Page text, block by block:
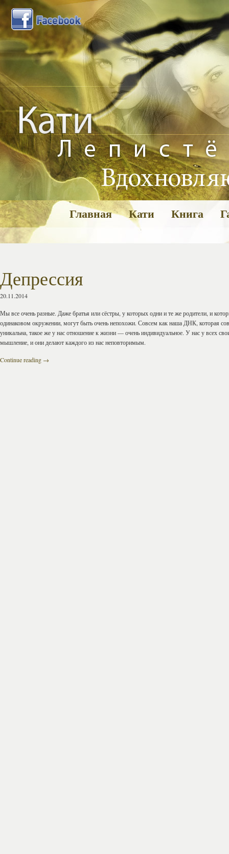
Главная Кати Книга
Депрессия
20.11.2014
Мы все очень разные. Даже братья или сёстры, у которых одни и те же родители, и
одинаковом окружении, могут быть очень непохожи. Совсем как наша ДНК, которая
уникальна, такое же у нас отношение к жизни — очень индивидуaльное. У нас у всех
мышление, и они делают каждого из нас неповторимым.
Continue reading →